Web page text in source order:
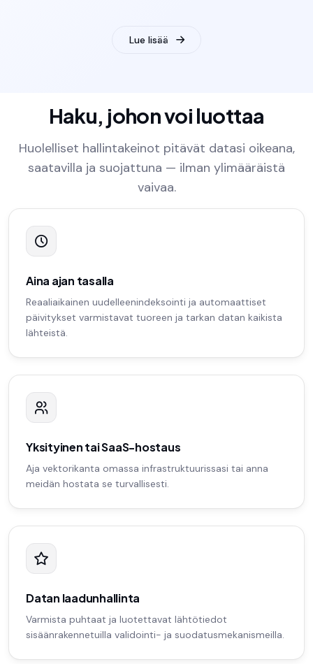
Lue lisää
Haku, johon voi luottaa
Huolelliset hallintakeinot pitävät datasi oikeana,
saatavilla ja suojattuna — ilman ylimääräistä
vaivaa.
Aina ajan tasalla
Reaaliaikainen uudelleenindeksointi ja automaattiset
päivitykset varmistavat tuoreen ja tarkan datan kaikista
lähteistä.
Yksityinen tai SaaS-hostaus
Aja vektorikanta omassa infrastruktuurissasi tai anna
meidän hostata se turvallisesti.
Datan laadunhallinta
Varmista puhtaat ja luotettavat lähtötiedot
sisäänrakennetuilla validointi- ja suodatusmekanismeilla.